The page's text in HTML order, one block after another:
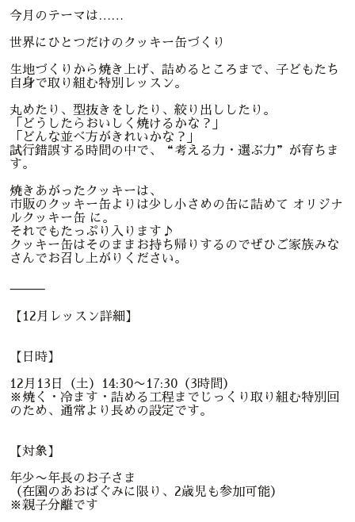
今月のテーマは……
世界にひとつだけのクッキー缶づくり
生地づくりから焼き上げ、詰めるところまで、子どもたち
自身で取り組む特別レッスン。
丸めたり、型抜きをしたり、絞り出ししたり。
「どうしたらおいしく焼けるかな？」
「どんな並べ方がきれいかな？」
試行錯誤する時間の中で、“考える力・選ぶ力”が育ちま
す。
焼きあがったクッキーは、
市販のクッキー缶よりは少し小さめの缶に詰めて オリジナ
ルクッキー缶 に。
それでもたっぷり入ります♪
クッキー缶はそのままお持ち帰りするのでぜひご家族みな
さんでお召し上がりください。
⸻
【12月レッスン詳細】
【日時】
12月13日（土）14:30〜17:30（3時間）
※焼く・冷ます・詰める工程までじっくり取り組む特別回
のため、通常より長めの設定です。
【対象】
年少〜年長のお子さま
（在園のあおばぐみに限り、2歳児も参加可能）
※親子分離です